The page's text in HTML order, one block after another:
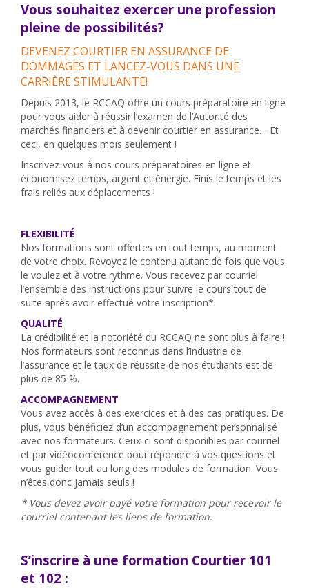
Vous souhaitez exercer une profession
pleine de possibilités?
DEVENEZ COURTIER EN ASSURANCE DE
DOMMAGES ET LANCEZ-VOUS DANS UNE
CARRIÈRE STIMULANTE!
Depuis 2013, le RCCAQ offre un cours préparatoire en ligne
pour vous aider à réussir l’examen de l’Autorité des
marchés financiers et à devenir courtier en assurance… Et
ceci, en quelques mois seulement !
Inscrivez-vous à nos cours préparatoires en ligne et
économisez temps, argent et énergie. Finis le temps et les
frais reliés aux déplacements !
FLEXIBILITÉ
Nos formations sont offertes en tout temps, au moment
de votre choix. Revoyez le contenu autant de fois que vous
le voulez et à votre rythme. Vous recevez par courriel
l’ensemble des instructions pour suivre le cours tout de
suite après avoir effectué votre inscription*.
QUALITÉ
La crédibilité et la notoriété du RCCAQ ne sont plus à faire !
Nos formateurs sont reconnus dans l’industrie de
l’assurance et le taux de réussite de nos étudiants est de
plus de 85 %.
ACCOMPAGNEMENT
Vous avez accès à des exercices et à des cas pratiques. De
plus, vous bénéficiez d’un accompagnement personnalisé
avec nos formateurs. Ceux-ci sont disponibles par courriel
et par vidéoconférence pour répondre à vos questions et
vous guider tout au long des modules de formation. Vous
n’êtes donc jamais seuls !
* Vous devez avoir payé votre formation pour recevoir le
courriel contenant les liens de formation.
S’inscrire à une formation Courtier 101
et 102 :